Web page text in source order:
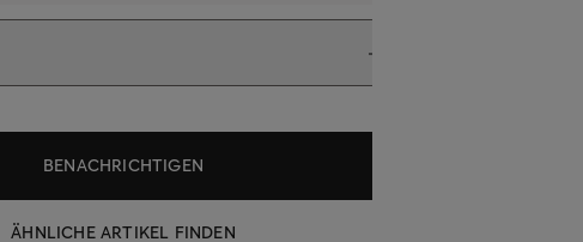
BENACHRICHTIGEN
ÄHNLICHE ARTIKEL FINDEN